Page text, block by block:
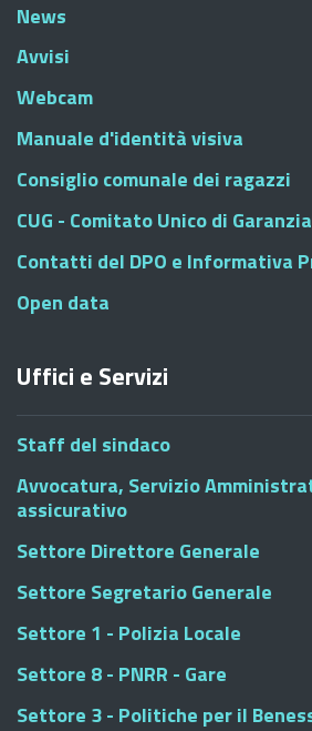
News
Avvisi
Webcam
Manuale d'identità visiva
Consiglio comunale dei ragazzi
CUG - Comitato Unico di Garanzia
Contatti del DPO e Informativa
Open data
Uffici e Servizi
Staff del sindaco
Avvocatura, Servizio
assicurativo
Settore Direttore Generale
Settore Segretario Generale
Settore 1 - Polizia Locale
Settore 8 - PNRR - Gare
Settore 3 - Politiche per il